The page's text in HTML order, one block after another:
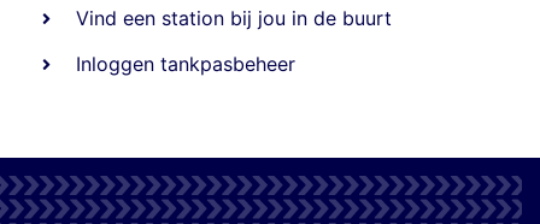
Vind een station bij jou in de buurt
Inloggen tankpasbeheer